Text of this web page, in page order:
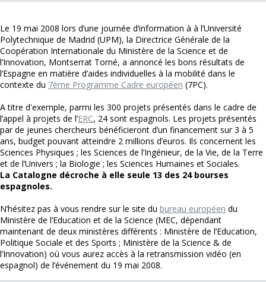
Le 19 mai 2008 lors d’une journée d’information à à l’Université
Polytechnique de Madrid (UPM), la Directrice Générale de la
Coopération Internationale du Ministère de la Science et de
l’Innovation, Montserrat Torné, a annoncé les bons résultats de
l’Espagne en matière d’aides individuelles à la mobilité dans le
contexte du 7ème Programme Cadre européen (7PC).
A titre d'exemple, parmi les 300 projets présentés dans le cadre de
l’appel à projets de l’ERC, 24 sont espagnols. Les projets présentés
par de jeunes chercheurs bénéficieront d’un financement sur 3 à 5
ans, budget pouvant atteindre 2 millions d’euros. Ils concernent les
Sciences Physiques ; les Sciences de l’Ingénieur, de la Vie, de la Terre
et de l’Univers ; la Biologie ; les Sciences Humaines et Sociales.
La Catalogne décroche à elle seule 13 des 24 bourses
espagnoles.
N’hésitez pas à vous rendre sur le site du bureau européen du
Ministère de l’Education et de la Science (MEC, dépendant
maintenant de deux ministères différents : Ministère de l’Education,
Politique Sociale et des Sports ; Ministère de la Science & de
l’Innovation) où vous aurez accès à la retransmission vidéo (en
espagnol) de l’événement du 19 mai 2008.